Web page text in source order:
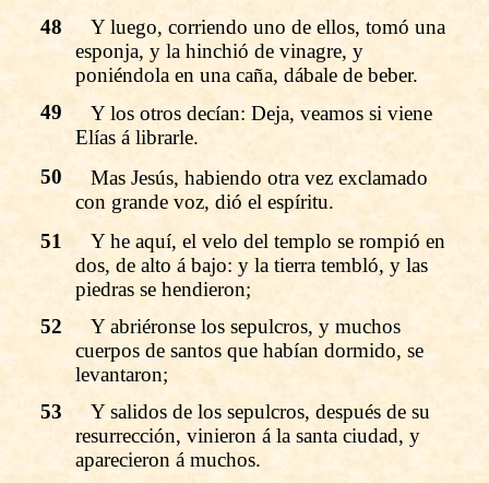
48
Y luego, corriendo uno de ellos, tomó una
esponja, y la hinchió de vinagre, y
poniéndola en una caña, dábale de beber.
49
Y los otros decían: Deja, veamos si viene
Elías á librarle.
50
Mas Jesús, habiendo otra vez exclamado
con grande voz, dió el espíritu.
51
Y he aquí, el velo del templo se rompió en
dos, de alto á bajo: y la tierra tembló, y las
piedras se hendieron;
52
Y abriéronse los sepulcros, y muchos
cuerpos de santos que habían dormido, se
levantaron;
53
Y salidos de los sepulcros, después de su
resurrección, vinieron á la santa ciudad, y
aparecieron á muchos.